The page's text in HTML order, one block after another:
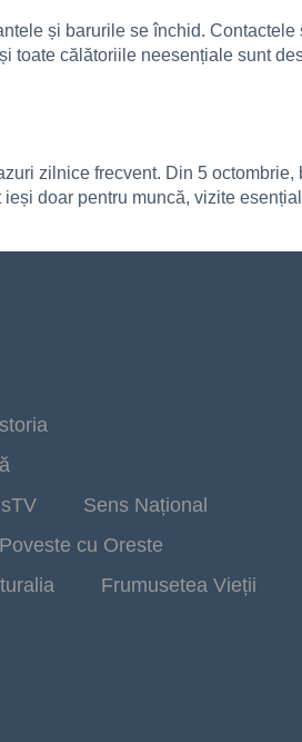
și barurile se închid.
toate călătoriile neesențiale sunt
zilnice frecvent. Din 5
doar pentru muncă, vizite
Sens Național
Poveste cu Oreste
Frumusetea Vieții